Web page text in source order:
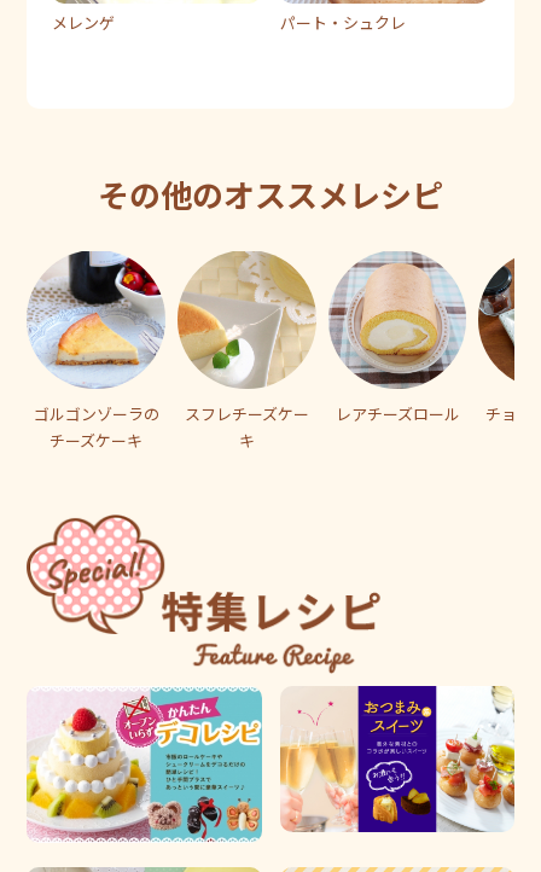
メレンゲ パート・シュクレ
その他のオススメレシピ
ゴルゴンゾーラの
チーズケーキ
スフレチーズケー
キ
レアチーズロール
チョコ